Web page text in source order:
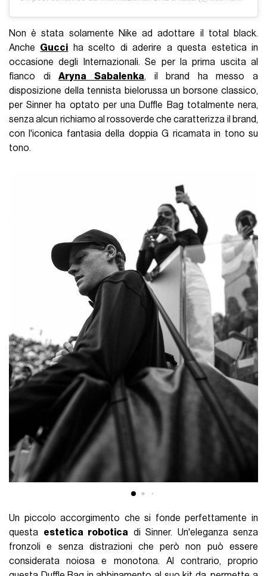
Non è stata solamente Nike ad adottare il total black.
Anche Gucci ha scelto di aderire a questa estetica in
occasione degli Internazionali. Se per la prima uscita al
fianco diAryna Sabalenka, il brand ha messo a
disposizione della tennista bielorussa un borsone classico,
per Sinner ha optato per una Duffle Bag totalmente nera,
senza alcun richiamo al rossoverde che caratterizza il brand,
con l'iconica fantasia della doppia G ricamata in tono su
tono.
Un piccolo accorgimento che si fonde perfettamente in
questa estetica robotica di Sinner. Un'eleganza senza
fronzoli e senza distrazioni che però non può essere
considerata noiosa e monotona. Al contrario, proprio